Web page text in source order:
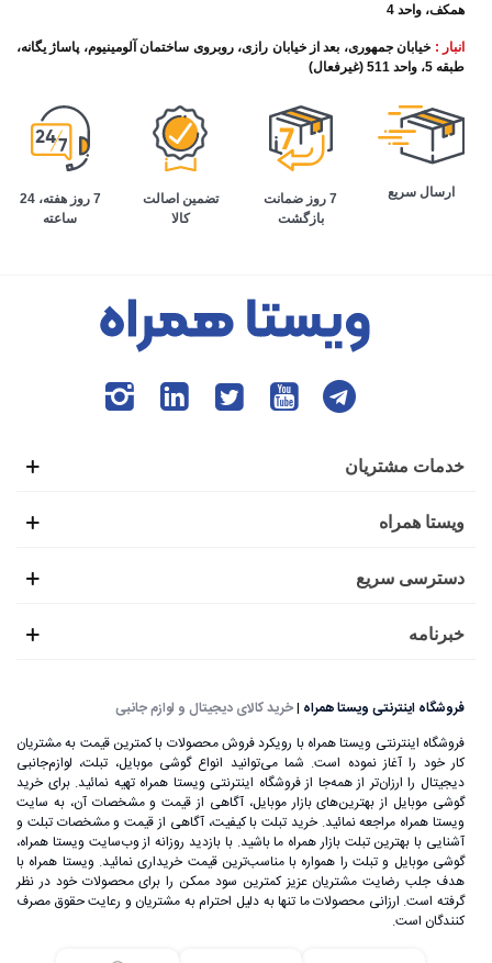
همکف، واحد 4
انبار : خیابان جمهوری، بعد از خیابان رازی، روبروی ساختمان آلومینیوم، پاساژ یگانه،
طبقه 5، واحد 511 (غیرفعال)
ارسال سریع
7 روز ضمانت
بازگشت
تضمین اصالت
کالا
7 روز هفته، 24
ساعته
خدمات مشتریان
ویستا همراه
دسترسی سریع
خبرنامه
فروشگاه اینترنتی ویستا همراه |خرید کالای دیجیتال و لوازم جانبی
فروشگاه اینترنتی ویستا همراه با رویکرد فروش محصولات با کمترین قیمت به مشتریان
کار خود را آغاز نموده است. شما می‌توانید انواع گوشی موبایل، تبلت، لوازم‌جانبی
دیجیتال را ارزان‌تر از همه‌جا از فروشگاه اینترنتی ویستا همراه تهیه نمائید. برای خرید
گوشی موبایل از بهترین‌های بازار موبایل، آگاهی از قیمت و مشخصات آن، به ‌سایت
ویستا همراه مراجعه نمائید. خرید تبلت با کیفیت، آگاهی از قیمت و مشخصات تبلت و
آشنایی با بهترین تبلت بازار همراه ما باشید. با بازدید روزانه از وب‌سایت ویستا همراه،
گوشی موبایل و تبلت را همواره با مناسب‌ترین قیمت خریداری نمائید. ویستا همراه با
هدف جلب رضایت مشتریان عزیز کمترین سود ممکن را برای محصولات خود در نظر
گرفته است. ارزانی محصولات ما تنها به دلیل احترام به مشتریان و رعایت حقوق مصرف
کنندگان است.